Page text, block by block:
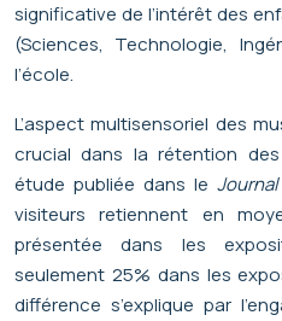
significative de l’intérêt des
(Sciences, Technologie,
l’école.
L’aspect multisensoriel des
crucial dans la rétention
étude publiée dans le
visiteurs retiennent en
présentée dans les
seulement 25% dans les
différence s’explique par